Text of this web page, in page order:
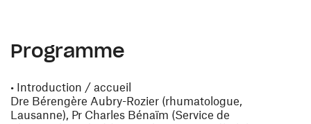
Programme
• Introduction / accueil
Dre Bérengère Aubry-Rozier (rhumatologue,
Lausanne), Pr Charles Bénaïm (Service de